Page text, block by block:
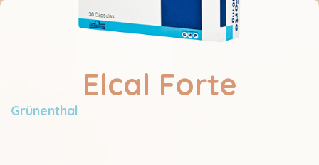
Elcal Forte
Grünenthal